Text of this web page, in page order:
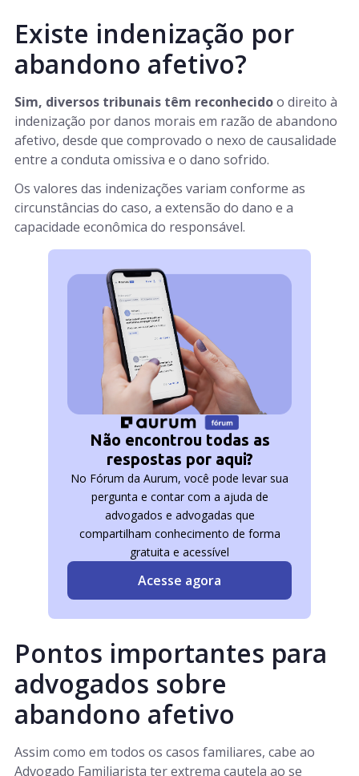
Existe indenização por
abandono afetivo?
Sim, diversos tribunais têm reconhecidoo direito à
indenização por danos morais em razão de abandono
afetivo, desde que comprovado o nexo de causalidade
entre a conduta omissiva e o dano sofrido.
Os valores das indenizações variam conforme as
circunstâncias do caso, a extensão do dano e a
capacidade econômica do responsável.
Não encontrou todas as
respostas por aqui?
No Fórum da Aurum, você pode levar sua
pergunta e contar com a ajuda de
advogados e advogadas que
compartilham conhecimento de forma
gratuita e acessível
Acesse agora
Pontos importantes para
advogados sobre
abandono afetivo
Assim como em todos os casos familiares, cabe ao
Advogado Familiarista ter extrema cautela ao se